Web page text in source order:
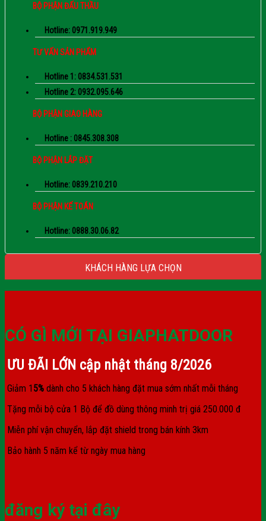
BỘ PHẬN ĐẤU THẦU
Hotline: 0971.919.949
TƯ VẤN SẢN PHẨM
Hotline 1: 0834.531.531
Hotline 2: 0932.095.646
BỘ PHẬN GIAO HÀNG
Hotline : 0845.308.308
BỘ PHẬN LẮP ĐẶT
Hotline: 0839.210.210
BỘ PHẬN KẾ TOÁN
Hotline: 0888.30.06.82
KHÁCH HÀNG LỰA CHỌN
CÓ GÌ MỚI TẠI GIAPHATDOOR
ƯU ĐÃI LỚN cập nhật tháng 8/2026
Giảm 1 5% dành cho 5 khách hàng đặt mua sớm nhất mỗi tháng
Tặng mỗi bộ cửa 1 Bộ để đồ dùng thông minh trị giá 250.000 đ
Miễn phí vận chuyển, lắp đặt shield trong bán kính 3km
Bảo hành 5 năm kể từ ngày mua hàng
đăng ký tại đây